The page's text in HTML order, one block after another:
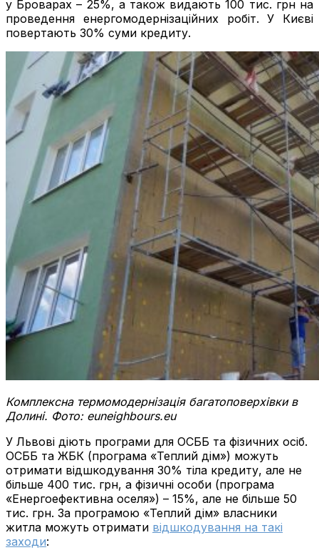
у Броварах – 25%, а також видають 100 тис. грн на
проведення енергомодернізаційних робіт. У Києві
повертають 30% суми кредиту.
Комплексна термомодернізація багатоповерхівки в
Долині. Фото: euneighbours.eu
У Львові діють програми для ОСББ та фізичних осіб.
ОСББ та ЖБК (програма «Теплий дім») можуть
отримати відшкодування 30% тіла кредиту, але не
більше 400 тис. грн, а фізичні особи (програма
«Енергоефективна оселя») – 15%, але не більше 50
тис. грн. За програмою «Теплий дім» власники
житла можуть отримати відшкодування на такі
заходи: